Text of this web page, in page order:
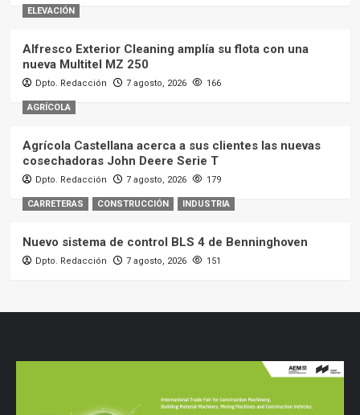
ELEVACIÓN
Alfresco Exterior Cleaning amplía su flota con una
nueva Multitel MZ 250
Dpto. Redacción 7 agosto, 2026 166
AGRÍCOLA
Agrícola Castellana acerca a sus clientes las nuevas
cosechadoras John Deere Serie T
Dpto. Redacción 7 agosto, 2026 179
CARRETERAS CONSTRUCCIÓN INDUSTRIA
Nuevo sistema de control BLS 4 de Benninghoven
Dpto. Redacción 7 agosto, 2026 151